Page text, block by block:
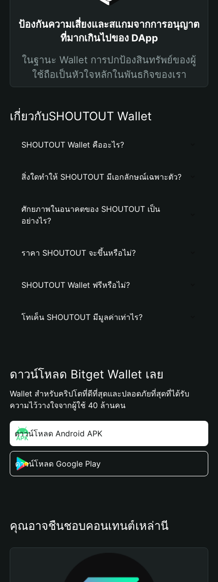
ป้องกันความเสี่ยงและสแกมจากการอนุญาต
ที่มากเกินไปของ DApp
ในฐานะ Wallet การปกป้องสินทรัพย์ของผู้
ใช้ถือเป็นหัวใจหลักในพันธกิจของเรา
เกี่ยวกับSHOUTOUT Wallet
SHOUTOUT Wallet คืออะไร?
สิ่งใดทำให้ SHOUTOUT มีเอกลักษณ์เฉพาะตัว?
ศักยภาพในอนาคตของ SHOUTOUT เป็น
อย่างไร?
ราคา SHOUTOUT จะขึ้นหรือไม่?
SHOUTOUT Wallet ฟรีหรือไม่?
โทเค็น SHOUTOUT มีมูลค่าเท่าไร?
ดาวน์โหลด Bitget Wallet เลย
Wallet สำหรับคริปโตที่ดีที่สุดและปลอดภัยที่สุดที่ได้รับ
ความไว้วางใจจากผู้ใช้ 40 ล้านคน
ดาวน์โหลด Android APK
ดาวน์โหลด Google Play
คุณอาจชื่นชอบคอนเทนต์เหล่านี้